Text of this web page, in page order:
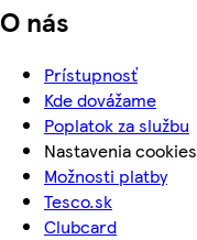
O nás
Prístupnosť
Kde dovážame
Poplatok za službu
Nastavenia cookies
Možnosti platby
Tesco.sk
Clubcard